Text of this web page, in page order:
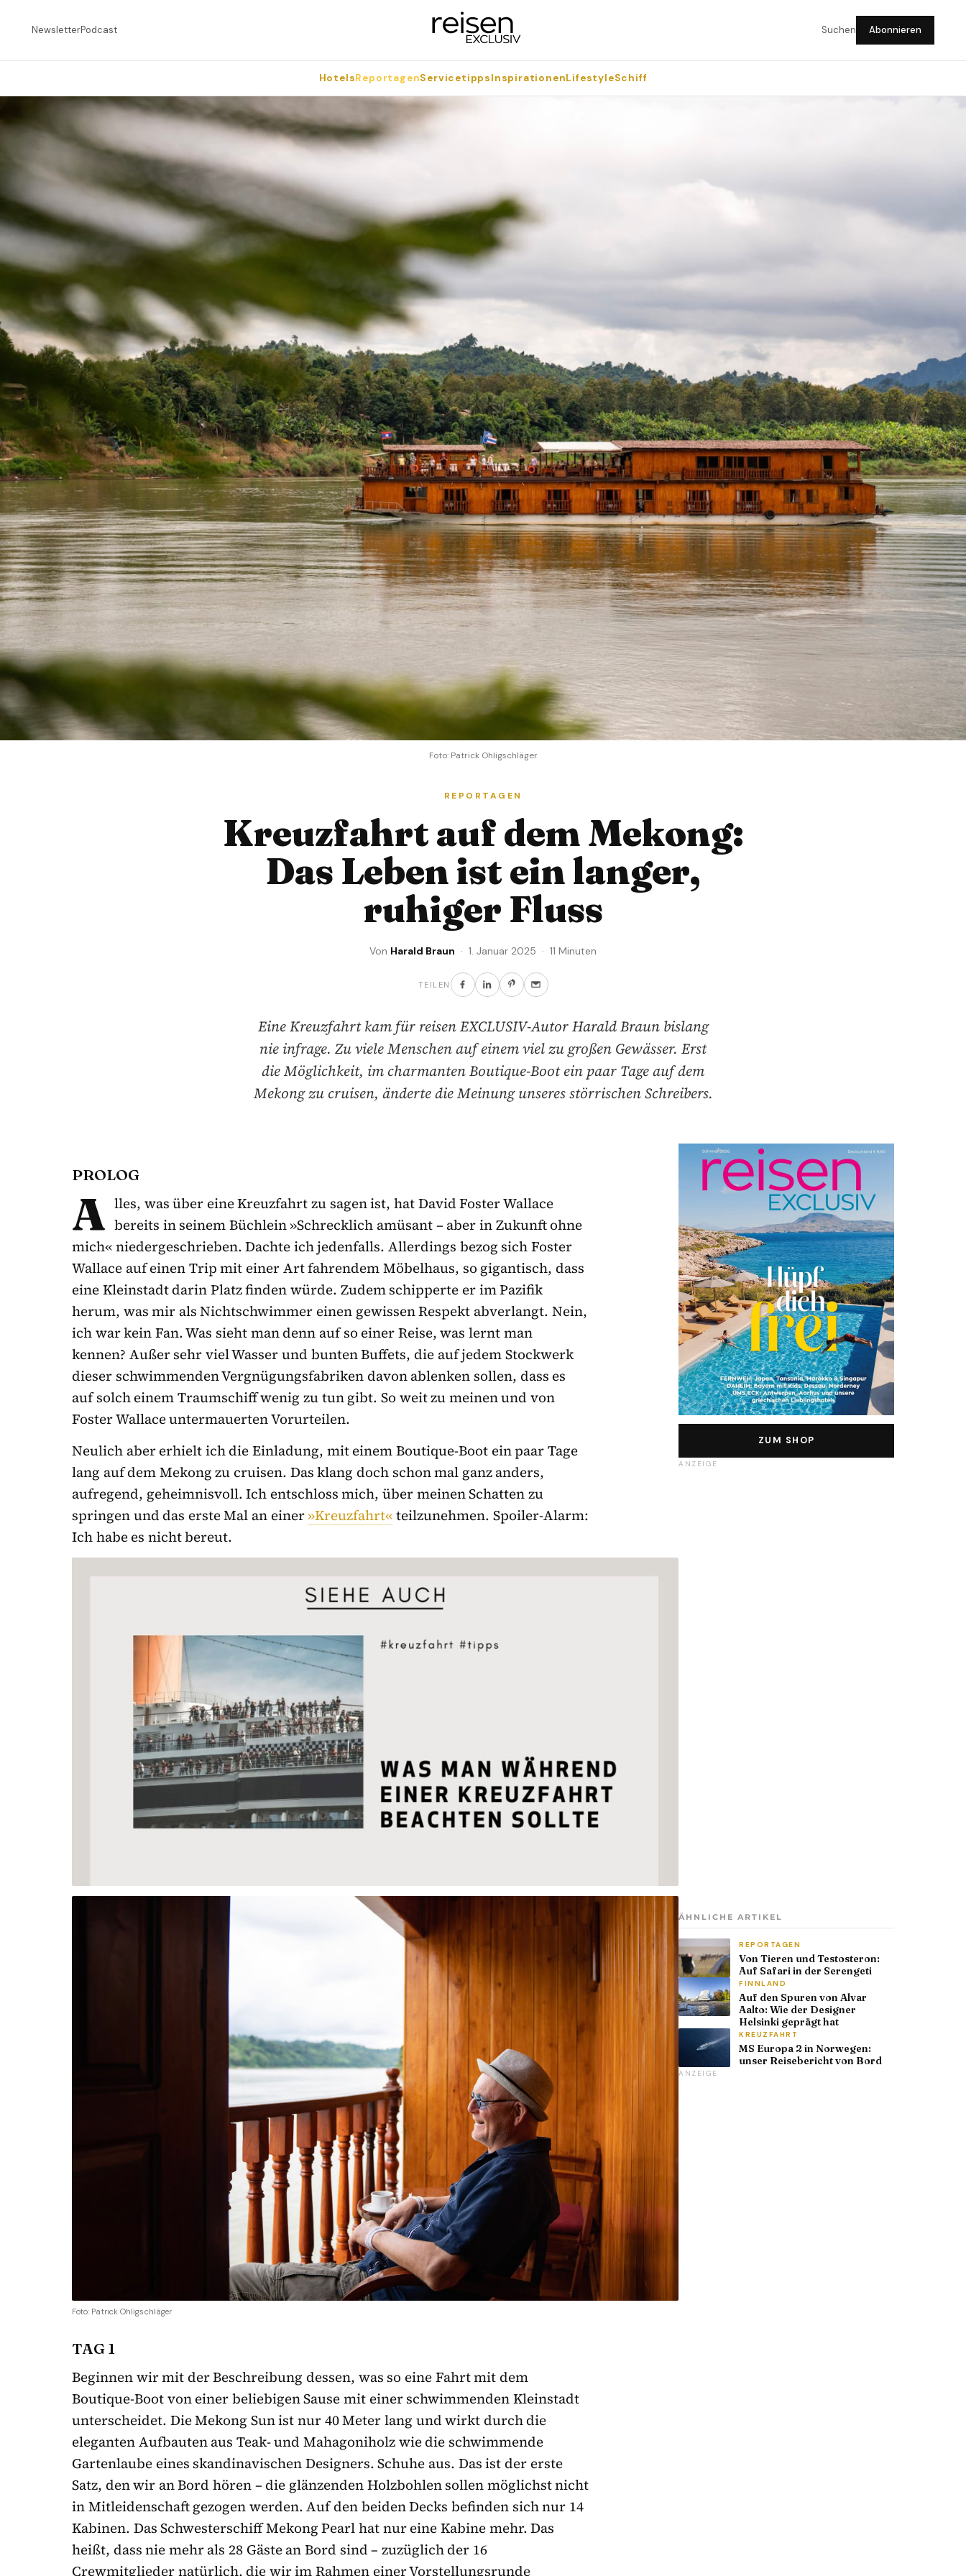
NewsletterPodcast Suchen Abonnieren
HotelsReportagenServicetippsInspirationenLifestyleSchiff
Foto: Patrick Ohligschläger
REPORTAGEN
Kreuzfahrt auf dem Mekong:
Das Leben ist ein langer,
ruhiger Fluss
Von Harald Braun · 1. Januar 2025 · 11 Minuten
TEILEN
Eine Kreuzfahrt kam für reisen EXCLUSIV-Autor Harald Braun bislang
nie infrage. Zu viele Menschen auf einem viel zu großen Gewässer. Erst
die Möglichkeit, im charmanten Boutique-Boot ein paar Tage auf dem
Mekong zu cruisen, änderte die Meinung unseres störrischen Schreibers.
PROLOG
A lles, was über eine Kreuzfahrt zu sagen ist, hat David Foster Wallace
bereits in seinem Büchlein »Schrecklich amüsant – aber in Zukunft ohne
mich« niedergeschrieben. Dachte ich jedenfalls. Allerdings bezog sich Foster
Wallace auf einen Trip mit einer Art fahrendem Möbelhaus, so gigantisch, dass
eine Kleinstadt darin Platz finden würde. Zudem schipperte er im Pazifik
herum, was mir als Nichtschwimmer einen gewissen Respekt abverlangt. Nein,
ich war kein Fan. Was sieht man denn auf so einer Reise, was lernt man
kennen? Außer sehr viel Wasser und bunten Buffets, die auf jedem Stockwerk
dieser schwimmenden Vergnügungsfabriken davon ablenken sollen, dass es
auf solch einem Traumschiff wenig zu tun gibt. So weit zu meinen und von
Foster Wallace untermauerten Vorurteilen.
Neulich aber erhielt ich die Einladung, mit einem Boutique-Boot ein paar Tage
lang auf dem Mekong zu cruisen. Das klang doch schon mal ganz anders,
aufregend, geheimnisvoll. Ich entschloss mich, über meinen Schatten zu
springen und das erste Mal an einer»Kreuzfahrt«teilzunehmen. Spoiler-Alarm:
Ich habe es nicht bereut.
Foto: Patrick Ohligschläger
TAG 1
Beginnen wir mit der Beschreibung dessen, was so eine Fahrt mit dem
Boutique-Boot von einer beliebigen Sause mit einer schwimmenden Kleinstadt
unterscheidet. Die Mekong Sun ist nur 40 Meter lang und wirkt durch die
eleganten Aufbauten aus Teak- und Mahagoniholz wie die schwimmende
Gartenlaube eines skandinavischen Designers. Schuhe aus. Das ist der erste
Satz, den wir an Bord hören – die glänzenden Holzbohlen sollen möglichst nicht
in Mitleidenschaft gezogen werden. Auf den beiden Decks befinden sich nur 14
Kabinen. Das Schwesterschiff Mekong Pearl hat nur eine Kabine mehr. Das
heißt, dass nie mehr als 28 Gäste an Bord sind – zuzüglich der 16
Crewmitglieder natürlich, die wir im Rahmen einer Vorstellungsrunde
ZUM SHOP
ANZEIGE
ÄHNLICHE ARTIKEL
REPORTAGEN
Von Tieren und Testosteron:
Auf Safari in der Serengeti
FINNLAND
Auf den Spuren von Alvar
Aalto: Wie der Designer
Helsinki geprägt hat
KREUZFAHRT
MS Europa 2 in Norwegen:
unser Reisebericht von Bord
ANZEIGE